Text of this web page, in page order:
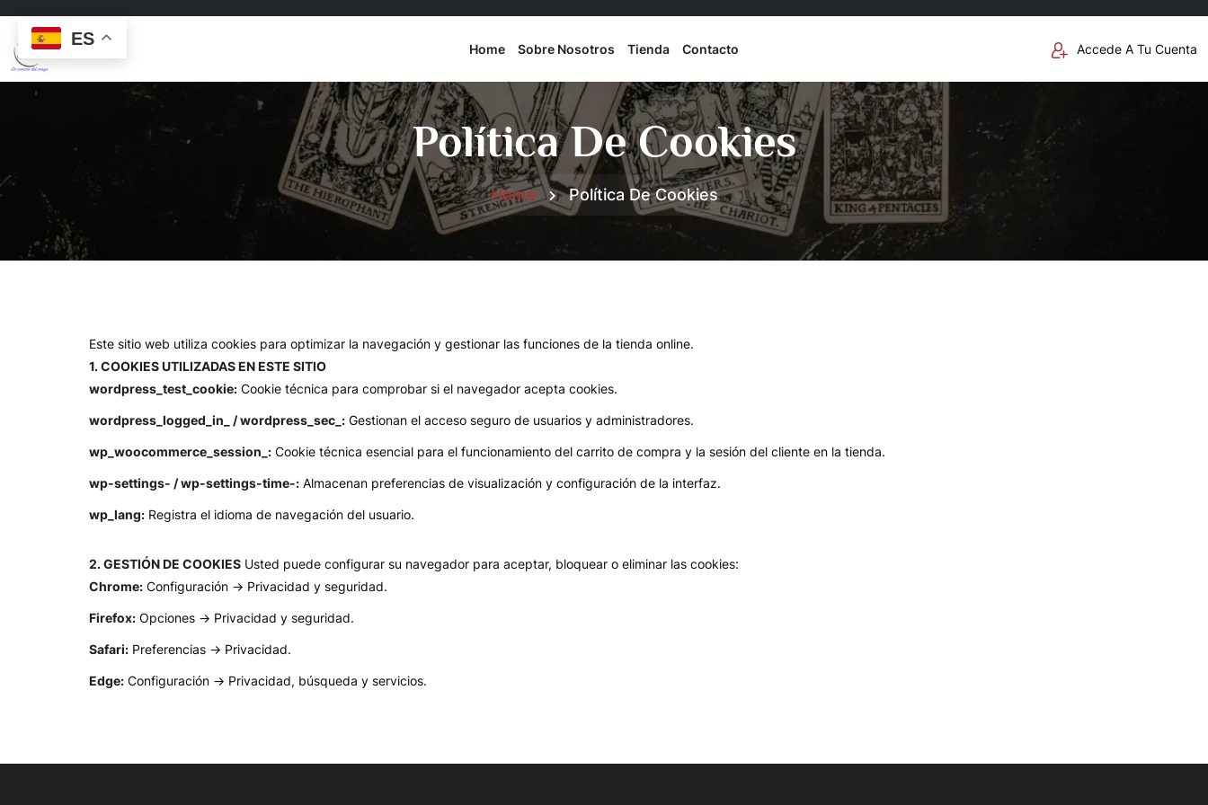
Home Sobre Nosotros Tienda Contacto Accede A Tu Cuenta
Política De Cookies
Home Política De Cookies
Este sitio web utiliza cookies para optimizar la navegación y gestionar las funciones de la tienda online.
1. COOKIES UTILIZADAS EN ESTE SITIO
wordpress_test_cookie: Cookie técnica para comprobar si el navegador acepta cookies.
wordpress_logged_in_ / wordpress_sec_: Gestionan el acceso seguro de usuarios y administradores.
wp_woocommerce_session_: Cookie técnica esencial para el funcionamiento del carrito de compra y la sesión del cliente en la tienda.
wp-settings- / wp-settings-time-: Almacenan preferencias de visualización y configuración de la interfaz.
wp_lang: Registra el idioma de navegación del usuario.
2. GESTIÓN DE COOKIES Usted puede configurar su navegador para aceptar, bloquear o eliminar las cookies:
Chrome: Configuración -> Privacidad y seguridad.
Firefox: Opciones -> Privacidad y seguridad.
Safari: Preferencias -> Privacidad.
Edge: Configuración -> Privacidad, búsqueda y servicios.
ES